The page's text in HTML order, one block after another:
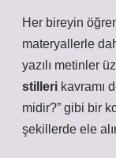
Her bireyin
materyallerle
yazılı metinler
stilleri kavramı
midir?” gibi bir
şekillerde ele